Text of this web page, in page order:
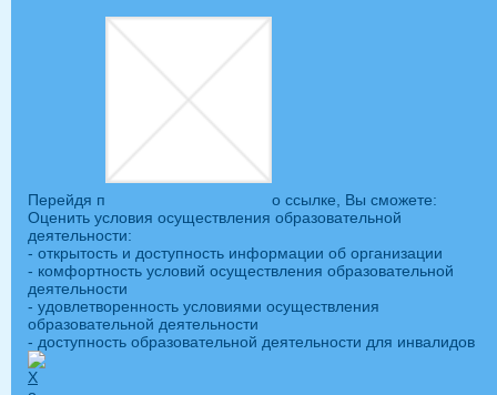
Перейдя п
о ссылке, Вы сможете:
Оценить условия осуществления образовательной
деятельности:
- открытость и доступность информации об организации
- комфортность условий осуществления образовательной
деятельности
- удовлетворенность условиями осуществления
образовательной деятельности
- доступность образовательной деятельности для инвалидов